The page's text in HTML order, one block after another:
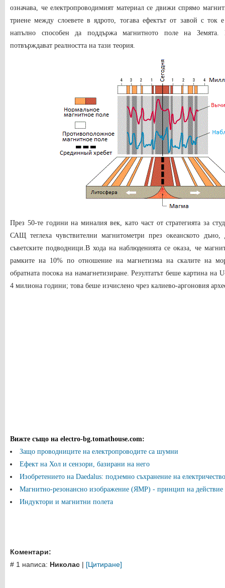
означава, че електропроводимият материал се движи спрямо
триене между слоевете в ядрото, тогава ефектът от завой с
напълно способен да поддържа магнитното поле на
потвърждават реалността на тази теория.
През 50-те години на миналия век, като част от стратегията за
САЩ теглеха чувствителни магнитометри през океанското дъно,
съветските подводници.В хода на наблюденията се оказа, че
рамките на 10% по отношение на магнетизма на скалите на
обратната посока на намагнетизиране. Резултатът беше картина на
4 милиона години; това беше изчислено чрез калиево-аргоновия
Вижте също на electro-bg.tomathouse.com:
Защо проводниците на електропроводите са шумни
Ефект на Хол и сензори, базирани на него
Изобретението на Daedalus: подземно съхранение на електричество
Магнитно-резонансно изображение (ЯМР) - принцип на действие
Индуктори и магнитни полета
Коментари:
# 1 написа: Николас | [Цитиране]